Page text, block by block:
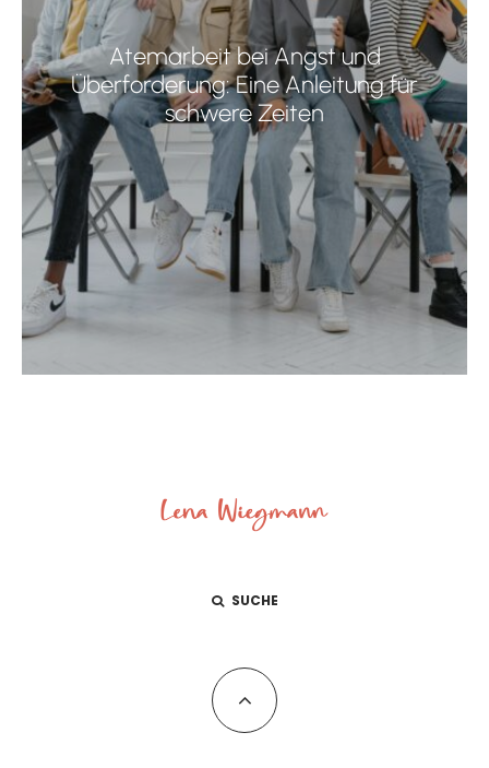
Atemarbeit bei Angst und
Überforderung: Eine Anleitung für
schwere Zeiten
SUCHE